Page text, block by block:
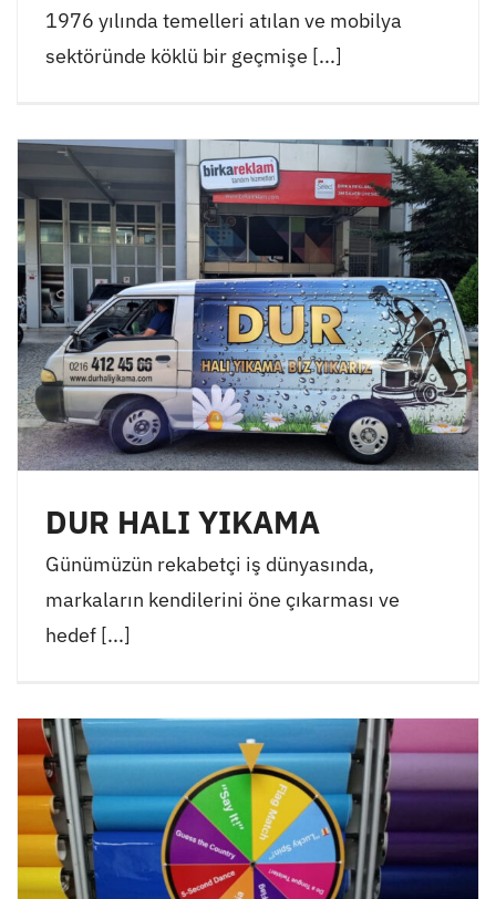
1976 yılında temelleri atılan ve mobilya
sektöründe köklü bir geçmişe [...]
DUR HALI YIKAMA
Günümüzün rekabetçi iş dünyasında,
markaların kendilerini öne çıkarması ve
hedef [...]